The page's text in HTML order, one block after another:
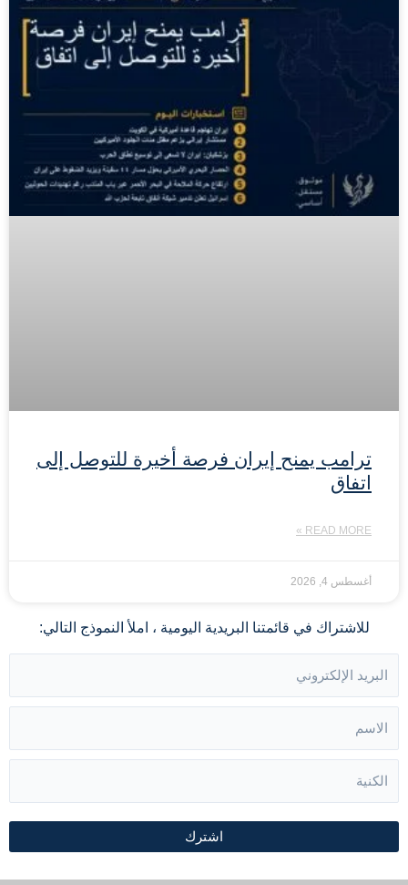
ترامب يمنح إيران فرصة أخيرة للتوصل إلى
اتفاق
READ MORE »
أغسطس 4, 2026
للاشتراك في قائمتنا البريدية اليومية ، املأ النموذج التالي:
اشترك